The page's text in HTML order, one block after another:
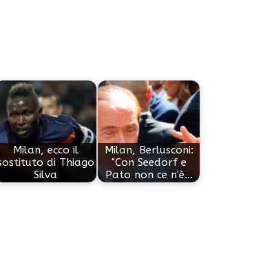
Milan, ecco il
di Thiago
Silva
Milan, Berlusconi:
"Con Seedorf e
Pato non ce n'è…